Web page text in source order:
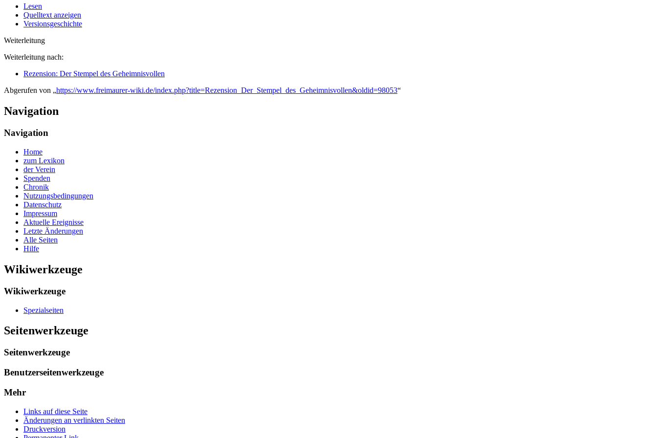
Lesen
Quelltext anzeigen
Versionsgeschichte
Weiterleitung
Weiterleitung nach:
Rezension: Der Stempel des Geheimnisvollen
Abgerufen von „https://www.freimaurer-wiki.de/index.php?title=Rezension_Der_Stempel_des_Geheimnisvollen&oldid=98053“
Navigation
Navigation
Home
zum Lexikon
der Verein
Spenden
Chronik
Nutzungsbedingungen
Datenschutz
Impressum
Aktuelle Ereignisse
Letzte Änderungen
Alle Seiten
Hilfe
Wikiwerkzeuge
Wikiwerkzeuge
Spezialseiten
Seitenwerkzeuge
Seitenwerkzeuge
Benutzerseitenwerkzeuge
Mehr
Links auf diese Seite
Änderungen an verlinkten Seiten
Druckversion